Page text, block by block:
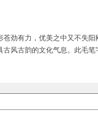
劲有力，优美之中又不失
风古韵的文化气息。此毛